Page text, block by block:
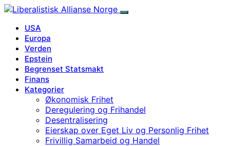
USA
Europa
Verden
Epstein
Begrenset Statsmakt
Finans
Kategorier
Økonomisk Frihet
Deregulering og Frihandel
Desentralisering
Eierskap over Eget Liv og Personlig Frihet
Frivillig Samarbeid og Handel